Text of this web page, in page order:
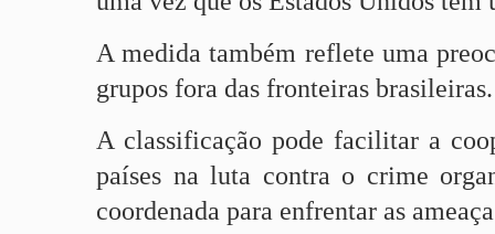
A medida também reflete uma
grupos fora das fronteiras brasileiras.
A classificação pode facilitar a
países na luta contra o crime
coordenada para enfrentar as